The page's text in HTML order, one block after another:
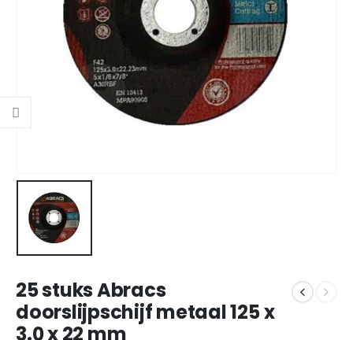
25 stuks Abracs
doorslijpschijf metaal 125 x
3.0 x 22 mm